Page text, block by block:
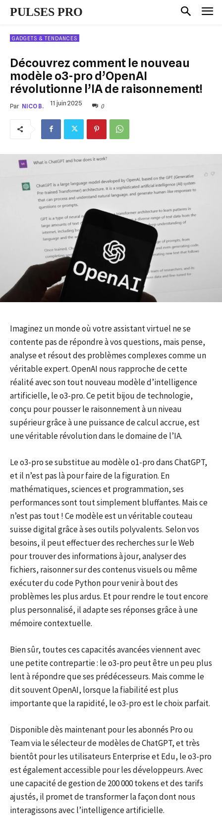
PULSES PRO
GADGETS & TENDANCES
Découvrez comment le nouveau
modèle o3-pro d’OpenAI
révolutionne l’IA de raisonnement!
Par NICO B. 11 juin 2025 0
Imaginez un monde où votre assistant virtuel ne se
contente pas de répondre à vos questions, mais pense,
analyse et résout des problèmes complexes comme un
véritable expert. OpenAI nous rapproche de cette
réalité avec son tout nouveau modèle d’intelligence
artificielle, le o3-pro. Ce petit bijou de technologie,
conçu pour pousser le raisonnement à un niveau
supérieur grâce à une puissance de calcul accrue, est
une véritable révolution dans le domaine de l’IA.
Le o3-pro se substitue au modèle o1-pro dans ChatGPT,
et il n’est pas là pour faire de la figuration. En
mathématiques, sciences et programmation, ses
performances sont tout simplement bluffantes. Mais ce
n’est pas tout ! Ce modèle est un véritable couteau
suisse digital grâce à ses outils polyvalents. Selon vos
besoins, il peut effectuer des recherches sur le Web
pour trouver des informations à jour, analyser des
fichiers, raisonner sur des contenus visuels ou même
exécuter du code Python pour venir à bout des
problèmes les plus ardus. Et pour rendre le tout encore
plus personnalisé, il adapte ses réponses grâce à une
mémoire contextuelle.
Bien sûr, toutes ces capacités avancées viennent avec
une petite contrepartie : le o3-pro peut être un peu plus
lent à répondre que ses prédécesseurs. Mais comme le
dit souvent OpenAI, lorsque la fiabilité est plus
importante que la rapidité, le o3-pro est le choix parfait.
Disponible dès maintenant pour les abonnés Pro ou
Team via le sélecteur de modèles de ChatGPT, et très
bientôt pour les utilisateurs Enterprise et Edu, le o3-pro
est également accessible pour les développeurs. Avec
une capacité de gestion de 200 000 tokens et des tarifs
ajustés, il promet de transformer la façon dont nous
interagissons avec l’intelligence artificielle.